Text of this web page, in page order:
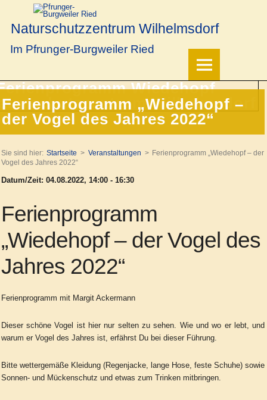
Naturschutzzentrum Wilhelmsdorf
Im Pfrunger-Burgweiler Ried
Ferienprogramm „Wiedehopf –
der Vogel des Jahres 2022“
Sie sind hier: Startseite Veranstaltungen
Ferienprogramm „Wiedehopf – der
Vogel des Jahres 2022“
Datum/Zeit: 04.08.2022, 14:00 - 16:30
Ferienprogramm
„Wiedehopf – der Vogel des
Jahres 2022“
Ferienprogramm mit Margit Ackermann
Dieser schöne Vogel ist hier nur selten zu sehen. Wie und wo er lebt, und
warum er Vogel des Jahres ist, erfährst Du bei dieser Führung.
Bitte wettergemäße Kleidung (Regenjacke, lange Hose, feste Schuhe) sowie
Sonnen- und Mückenschutz und etwas zum Trinken mitbringen.